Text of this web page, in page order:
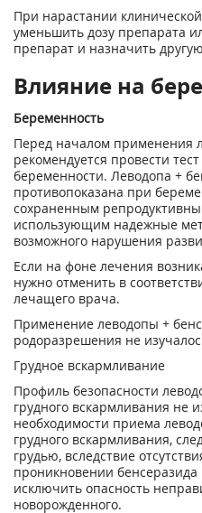
При нарастании
уменьшить дозу препарата
препарат и назначить
Влияние на
Беременность
Перед началом применения
рекомендуется провести
беременности. Леводопа +
противопоказана при
сохраненным
использующим надежные
возможного нарушения
Если на фоне лечения
нужно отменить в
лечащего врача.
Применение леводопы +
родоразрешения не
Грудное вскармливание
Профиль безопасности
грудного вскармливания не
необходимости приема
грудного вскармливания,
грудью, вследствие
проникновении бенсеразида
исключить опасность
новорожденного.